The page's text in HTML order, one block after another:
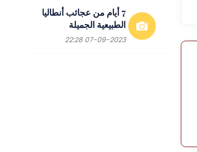
7 أيام من عجائب أنطاليا
الطبيعية الجميلة
07-09-2023 22:28